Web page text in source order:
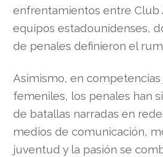
enfrentamientos entre Club
equipos estadounidenses,
de penales definieron el
Asimismo, en
femeniles, los penales han
de batallas narradas en
medios de comunicación,
juventud y la pasión se